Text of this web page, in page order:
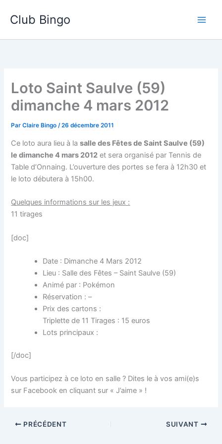
Club Bingo
Loto Saint Saulve (59)
dimanche 4 mars 2012
ParClaire Bingo/26 décembre 2011
Ce loto aura lieu à lasalle des Fêtes de Saint Saulve (59)
le dimanche 4 mars 2012 et sera organisé par Tennis de
Table d’Onnaing. L’ouverture des portes se fera à 12h30 et
le loto débutera à 15h00.
Quelques informations sur les jeux :
11 tirages
[doc]
Date : Dimanche 4 Mars 2012
Lieu : Salle des Fêtes – Saint Saulve (59)
Animé par : Pokémon
Réservation : –
Prix des cartons :
Triplette de 11 Tirages : 15 euros
Lots principaux :
[/doc]
Vous participez à ce loto en salle ? Dites le à vos ami(e)s
sur Facebook en cliquant sur « J’aime » !
PRÉCÉDENT SUIVANT